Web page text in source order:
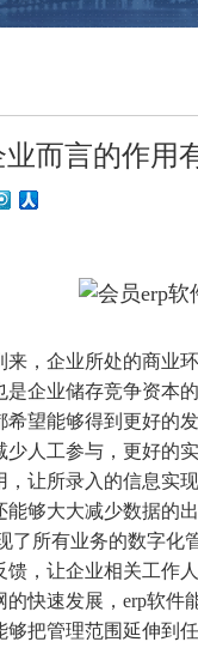
而言的作用
企业所处的商业环
企业储存竞争资本
能够得到更好的发
少人工参与，更好的
让所录入的信息实
够大大减少数据的
所有业务的数字化
，让企业相关工作
速发展，erp软件
把管理范围延伸到